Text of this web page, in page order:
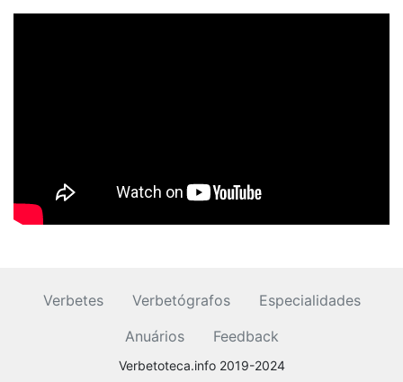
Verbetes Verbetógrafos
Especialidades
Anuários
Feedback
Verbetoteca.info 2019-2024